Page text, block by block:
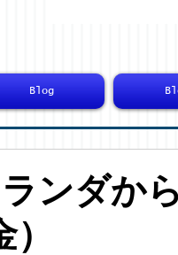
Blog
ンダか